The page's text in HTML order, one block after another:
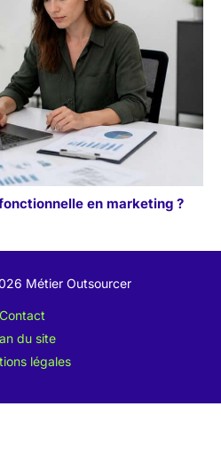
en marketing ?
Métier Outsourcer
Contact
du site
légales